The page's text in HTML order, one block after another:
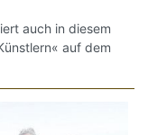
auch in diesem
auf dem